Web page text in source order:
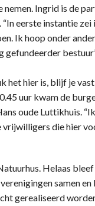
Ingrid is de
eerste instantie zei
Ik hoop onder
gefundeerder
het hier is, blijf je
uur kwam de
oude Luttikhuis.
die hier
Helaas
samen
gerealiseerd